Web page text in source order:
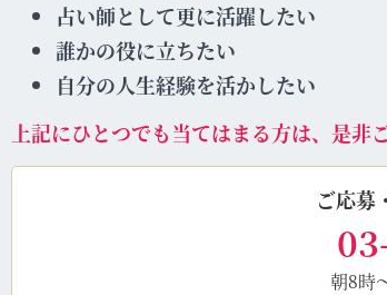
占い師として更に活躍したい
誰かの役に立ちたい
自分の人生経験を活かしたい
上記にひとつでも当てはまる方は、是非
ご応募
朝8時